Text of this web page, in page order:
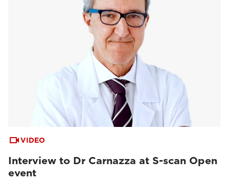
VIDEO
Interview to Dr Carnazza at S-scan Open
event